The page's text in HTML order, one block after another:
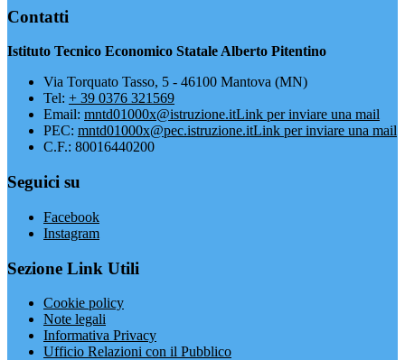
Contatti
Istituto Tecnico Economico Statale Alberto Pitentino
Via Torquato Tasso, 5 - 46100 Mantova (MN)
Tel: + 39 0376 321569
Email: mntd01000x@istruzione.itLink per inviare una mail
PEC: mntd01000x@pec.istruzione.itLink per inviare una mail
C.F.: 80016440200
Seguici su
Facebook
Instagram
Sezione Link Utili
Cookie policy
Note legali
Informativa Privacy
Ufficio Relazioni con il Pubblico